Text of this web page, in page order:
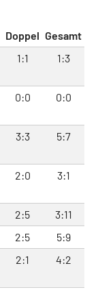
Doppel Gesamt
1:1 1:3
0:0 0:0
3:3 5:7
2:0 3:1
2:5
3:11
2:5
5:9
2:1 4:2